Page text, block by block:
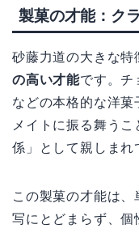
製菓の才能：ク
砂藤力道の大きな特
の高い才能です。チ
などの本格的な洋
メイトに振る舞う
係」として親しまれ
この製菓の才能は
写にとどまらず、個